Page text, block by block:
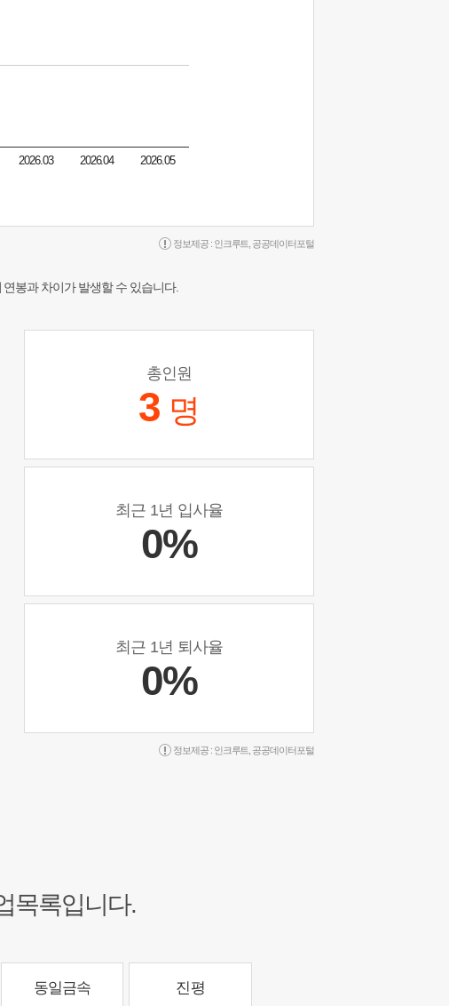
2026.03 2026.04 2026.05
정보제공 : 인크루트 공공데이터포털
봉과 차이가 발생할 수 있습니다.
총인원
3 명
최근 1년 입사율
0%
최근 1년 퇴사율
0%
정보제공 : 인크루트 공공데이터포털
목록입니다.
동일금속 진평